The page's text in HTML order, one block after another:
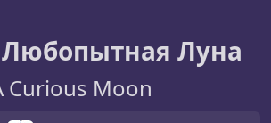
Луна
Curious Moon